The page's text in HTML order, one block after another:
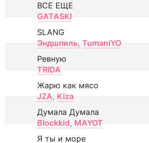
ВСЕ ЕЩЕ
GATASKI
SLANG
Эндшпиль, TumaniYO
Ревную
TRIDA
Жарю как мясо
JZA, Kiza
Думала Думала
Blockkid, MAYOT
Я ты и море